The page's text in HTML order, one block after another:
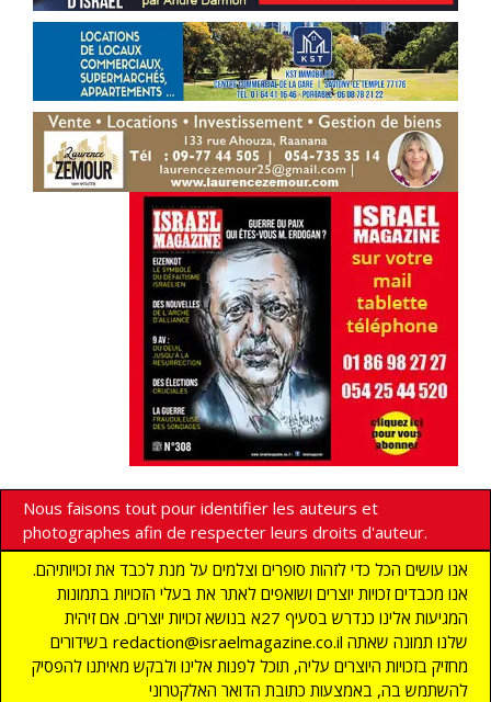
Nous faisons tout pour identifier les auteurs et
photographes afin de respecter leurs droits d'auteur.
אנו עושים הכל כדי לזהות סופרים וצלמים על מנת לכבד את זכויותיהם.
אנו מכבדים זכויות יוצרים ושואפים לאתר את בעלי הזכויות בתמונות
המגיעות אלינו כנדרש בסעיף 27א בנושא זכויות יוצרים. אם זיהית
בשידורים redaction@israelmagazine.co.il שלנו תמונה שאתה
מחזיק בזכויות היוצרים עליה, תוכל לפנות אלינו ולבקש מאיתנו להפסיק
להשתמש בה, באמצעות כתובת הדואר האלקטרוני